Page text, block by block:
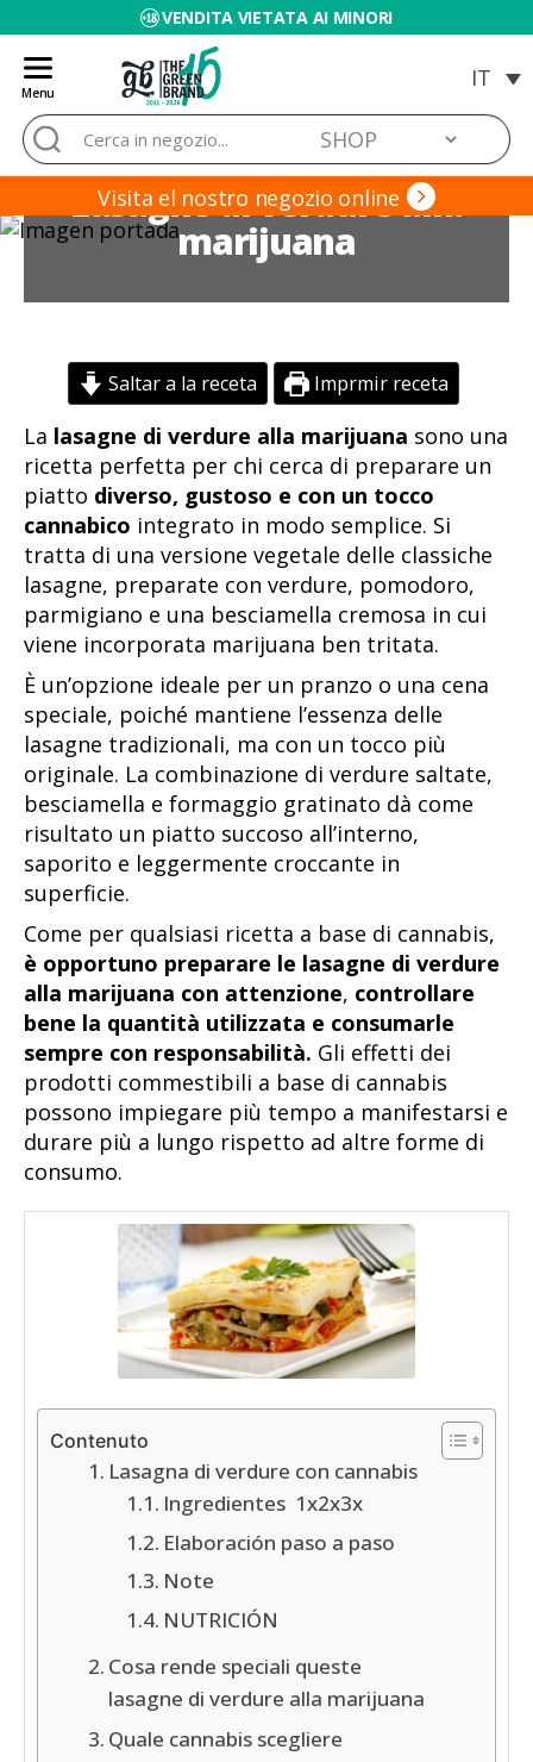
VENDITA VIETATA AI MINORI
Menu
Blog
de
Grow
Barato
Cerca:
Visita el nostro negozio online
Lasagne di verdure alla
marijuana
Saltar a la receta Imprmir receta
La lasagne di verdure alla marijuana sono una
ricetta perfetta per chi cerca di preparare un
piatto diverso, gustoso e con un tocco
cannabico integrato in modo semplice. Si
tratta di una versione vegetale delle classiche
lasagne, preparate con verdure, pomodoro,
parmigiano e una besciamella cremosa in cui
viene incorporata marijuana ben tritata.
È un’opzione ideale per un pranzo o una cena
speciale, poiché mantiene l’essenza delle
lasagne tradizionali, ma con un tocco più
originale. La combinazione di verdure saltate,
besciamella e formaggio gratinato dà come
risultato un piatto succoso all’interno,
saporito e leggermente croccante in
superficie.
Come per qualsiasi ricetta a base di cannabis,
è opportuno preparare le lasagne di verdure
alla marijuana con attenzione, controllare
bene la quantità utilizzata e consumarle
sempre con responsabilità. Gli effetti dei
prodotti commestibili a base di cannabis
possono impiegare più tempo a manifestarsi e
durare più a lungo rispetto ad altre forme di
consumo.
Contenuto
Lasagna di verdure con cannabis
Ingredientes 1x2x3x
Elaboración paso a paso
Note
NUTRICIÓN
Cosa rende speciali queste
lasagne di verdure alla marijuana
Quale cannabis scegliere